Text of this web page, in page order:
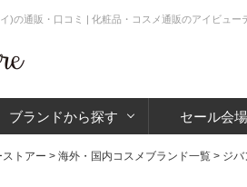
)の通販・口コミ | 化粧品・コスメ通販のアイビュー
ブランドから探す セール会
トアー > 海外・国内コスメブランド一覧 > ジ